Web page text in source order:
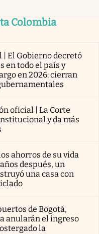
Colombia
El Gobierno decretó
en todo el país y
en 2026: cierran
oficial | La Corte
y da más
ahorros de su vida
después, un
una casa con
de Bogotá,
anularán el ingreso
la